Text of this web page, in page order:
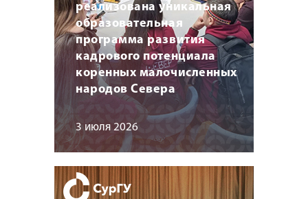
реализована уникальная
образовательная
программа развития
кадрового потенциала
коренных малочисленных
народов Севера
3 июля 2026